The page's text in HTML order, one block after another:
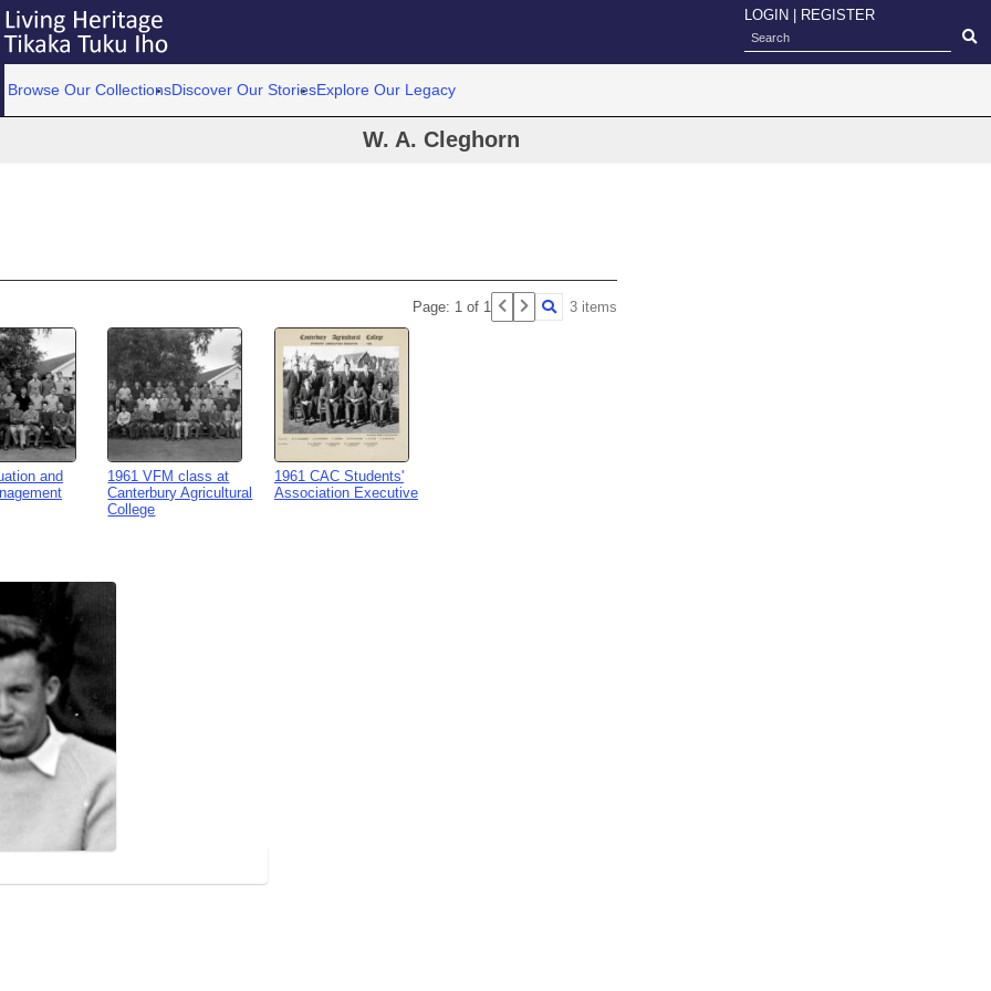
LOGIN REGISTER
Browse Our CollectionsDiscover Our StoriesExplore Our Legacy
W. A. Cleghorn
Page: 1 of 1 3 items
and
1961 VFM class at
Canterbury Agricultural
College
1961 CAC Students'
Association Executive